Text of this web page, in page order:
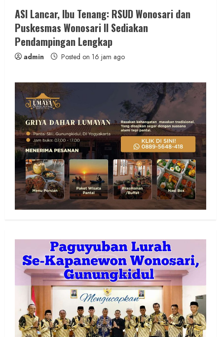
ASI Lancar, Ibu Tenang: RSUD Wonosari dan
Puskesmas Wonosari II Sediakan
Pendampingan Lengkap
admin Posted on 16 jam ago